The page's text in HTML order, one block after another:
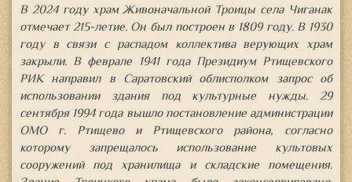
В 2024 году храм Живоначальной Троицы села Чиганак
отмечает 215-летие. Он был построен в 1809 году. В 1930
году в связи с распадом коллектива верующих храм
закрыли. В феврале 1941 года Президиум Ртищевского
РИК направил в Саратовский облисполком запрос об
использовании здания под культурные нужды. 29
сентября 1994 года вышло постановление администрации
ОМО г. Ртищево и Ртищевского района, согласно
которому запрещалось использование культовых
сооружений под хранилища и складские помещения.